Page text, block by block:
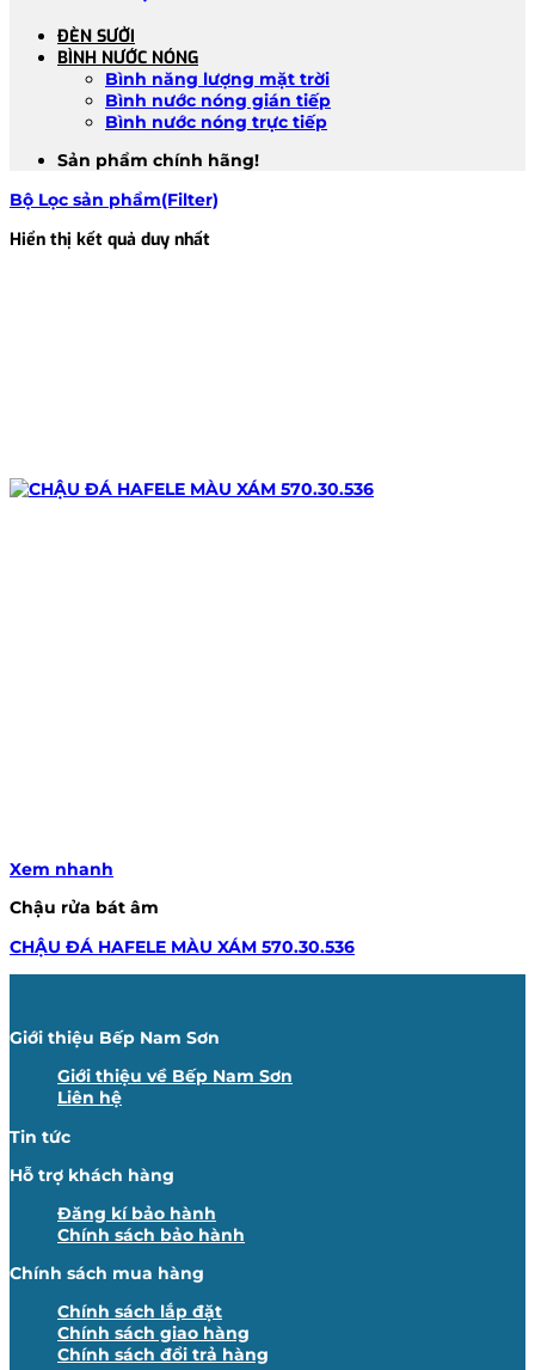
ĐÈN SƯỞI
BÌNH NƯỚC NÓNG
Bình năng lượng mặt trời
Bình nước nóng gián tiếp
Bình nước nóng trực tiếp
Sản phẩm chính hãng!
Bộ Lọc sản phẩm(Filter)
Hiển thị kết quả duy nhất
Xem nhanh
Chậu rửa bát âm
CHẬU ĐÁ HAFELE MÀU XÁM 570.30.536
Giới thiệu Bếp Nam Sơn
Giới thiệu về Bếp Nam Sơn
Liên hệ
Tin tức
Hỗ trợ khách hàng
Đăng kí bảo hành
Chính sách bảo hành
Chính sách mua hàng
Chính sách lắp đặt
Chính sách giao hàng
Chính sách đổi trả hàng